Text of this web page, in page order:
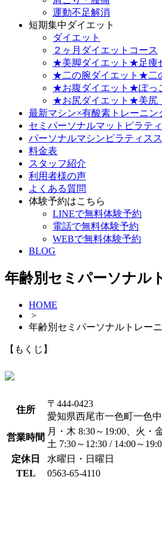
運動不足解消
短期集中ダイエット
ダイエット
２ヶ月ダイエットコース
★美脚ダイエット★足痩
★二の腕ダイエット★二
★お腹ダイエット★ぽっ
★お尻ダイエット★美尻
最新マシン×有酸素トレーニン
セミパーソナルマットピラテ
パーソナルマシンピラティス
料金表
スタッフ紹介
利用者様の声
よくある質問
体験予約はこちら
LINEで無料体験予約
電話で無料体験予約
WEBで無料体験予約
BLOG
年齢別セミパーソナル
HOME
>
年齢別セミパーソナルトレー
【もくじ】
住所
〒444-0423
愛知県西尾市一色町一色
営業時間
月・木 8:30～19:00、火・
土 7:30～12:30 / 14:00～
定休日
水曜日・日曜日
TEL
0563-65-4110